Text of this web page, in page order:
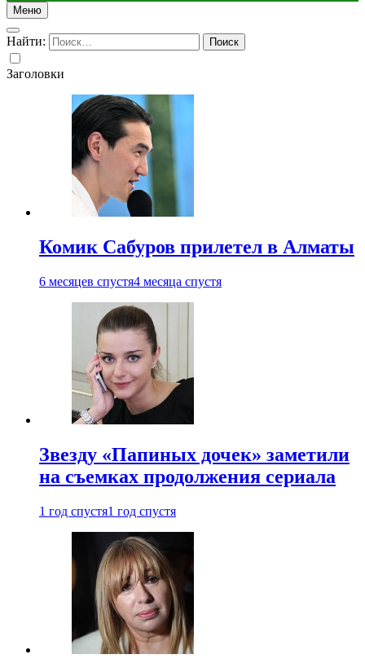
Меню
Найти:
Заголовки
Комик Сабуров прилетел в Алматы
6 месяцев спустя4 месяца спустя
Звезду «Папиных дочек» заметили
на съемках продолжения сериала
1 год спустя1 год спустя